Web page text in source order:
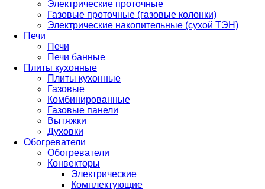
Электрические проточные
Газовые проточные (газовые колонки)
Электрические накопительные (сухой ТЭН)
Печи
Печи
Печи банные
Плиты кухонные
Плиты кухонные
Газовые
Комбинированные
Газовые панели
Вытяжки
Духовки
Обогреватели
Обогреватели
Конвекторы
Электрические
Комплектующие